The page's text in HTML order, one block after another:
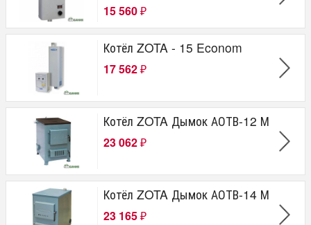
15 560 ₽
Котёл ZOTA - 15 Econom
17 562 ₽
Котёл ZOTA Дымок АОТВ-12 М
23 062 ₽
Котёл ZOTA Дымок АОТВ-14 М
23 165 ₽